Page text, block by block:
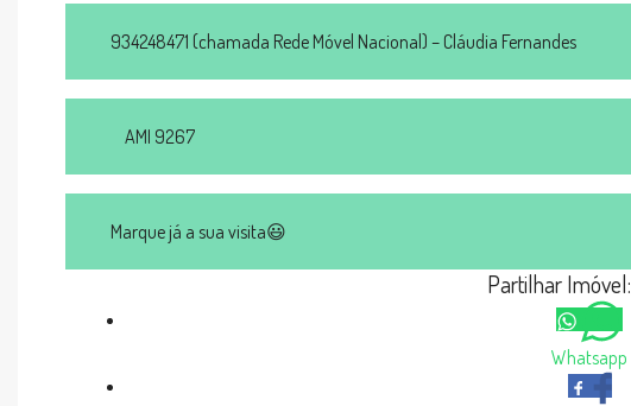
934248471 (chamada Rede Móvel Nacional) – Cláudia Fernandes
AMI 9267
Marque já a sua visita😃
Partilhar Imóvel:
Whatsapp